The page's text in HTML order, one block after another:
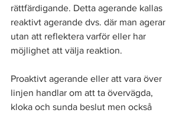
rättfärdigande. Detta agerande kallas
reaktivt agerande dvs. där man agerar
utan att reflektera varför eller har
möjlighet att välja reaktion.
Proaktivt agerande eller att vara över
linjen handlar om att ta övervägda,
kloka och sunda beslut men också